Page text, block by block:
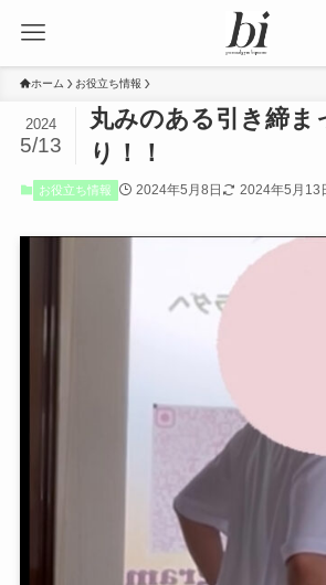
ホーム お役立ち情報
丸みのある引き締ま
り！！
2024
5/13
お役立ち情報 2024年5月8日 2024年5月13